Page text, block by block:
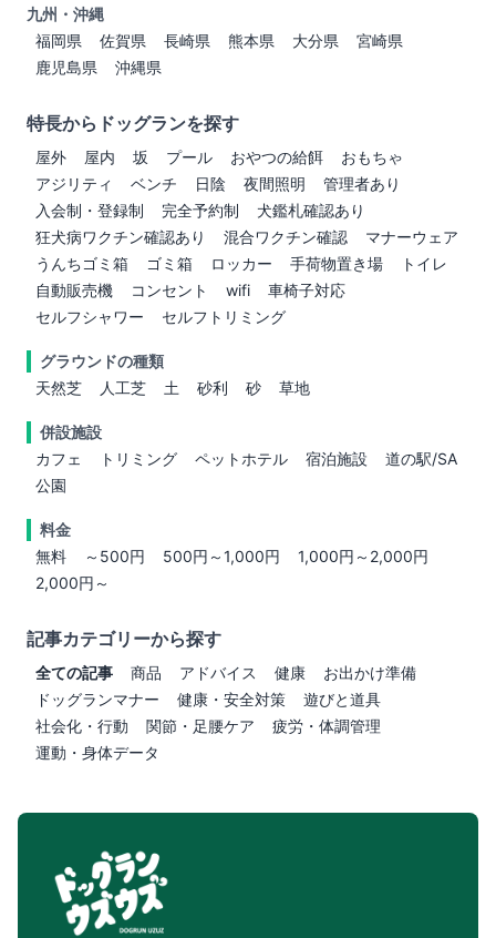
九州・沖縄
福岡県
佐賀県 長崎県 熊本県 大分県
宮崎県
鹿児島県
沖縄県
特長からドッグランを探す
屋外 屋内 坂 プール おやつの給餌
おもちゃ
アジリティ
ベンチ 日陰 夜間照明
管理者あり
入会制・登録制
完全予約制
犬鑑札確認あり
狂犬病ワクチン確認あり
混合ワクチン確認
マナーウェア
うんちゴミ箱
ゴミ箱 ロッカー 手荷物置き場
トイレ
自動販売機
コンセント wifi
車椅子対応
セルフシャワー
セルフトリミング
グラウンドの種類
天然芝
人工芝 土 砂利 砂 草地
併設施設
カフェ
トリミング ペットホテル 宿泊施設
道の駅/SA
公園
料金
無料
～500円 500円～1,000円
1,000円～2,000円
2,000円～
記事カテゴリーから探す
全ての記事 商品 アドバイス 健康
お出かけ準備
ドッグランマナー
健康・安全対策
遊びと道具
社会化・行動
関節・足腰ケア
疲労・体調管理
運動・身体データ